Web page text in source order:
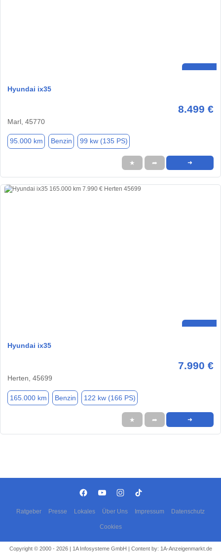
Hyundai ix35
8.499 €
Marl, 45770
95.000 km Benzin 99 kw (135 PS)
★ ➦ ➜
Hyundai ix35
7.990 €
Herten, 45699
165.000 km Benzin 122 kw (166 PS)
★ ➦ ➜
Ratgeber Presse Lokales Über Uns Impressum Datenschutz
Cookies
Copyright © 2000 - 2026 | 1A Infosysteme GmbH | Content by: 1A-Anzeigenmarkt.de